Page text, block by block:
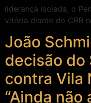
liderança isolada, o
vitória diante do CRB
João
decisão do
contra Vila
“Ainda não